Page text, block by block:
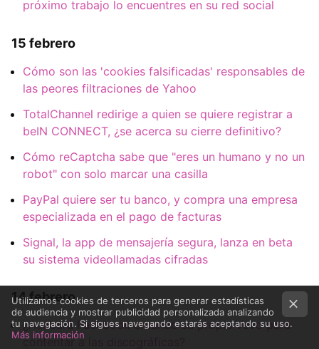
próximo trabajo lo encuentres en su red social
15 febrero
Cómo son las 'cookies falsificadas' responsables de
las peores filtraciones de Yahoo
TotalChannel redirige a quien se quiere registrar a
beIN CONNECT, ¿se acerca su cierre definitivo?
Cómo reCaptcha sabe que "eres un humano y no un
robot" con solo marcar una casilla
PayPal quiere ser tu banco, y compra una empresa
especializada en el pago de facturas
Signal, la app de mensajería segura, lanza en beta
su sistema videollamadas cifradas
14 febrero
¿Acabará Facebook creando su propia Vevo para
contentar a las discográficas?
Utilizamos cookies de terceros para generar estadísticas
de audiencia y mostrar publicidad personalizada analizando
tu navegación. Si sigues navegando estarás aceptando su uso.
Más información